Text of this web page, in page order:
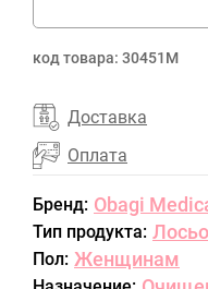
код товара: 30451M
Доставка
Оплата
Бренд: Obagi
Тип продукта:
Пол: Женщинам